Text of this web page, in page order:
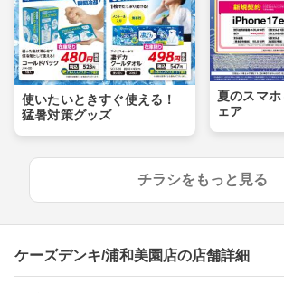
使いたいときすぐ使える！
猛暑対策グッズ
夏のスマ
ェア
チラシをもっと見る
ケーズデンキ/浦和美園店の店舗詳細